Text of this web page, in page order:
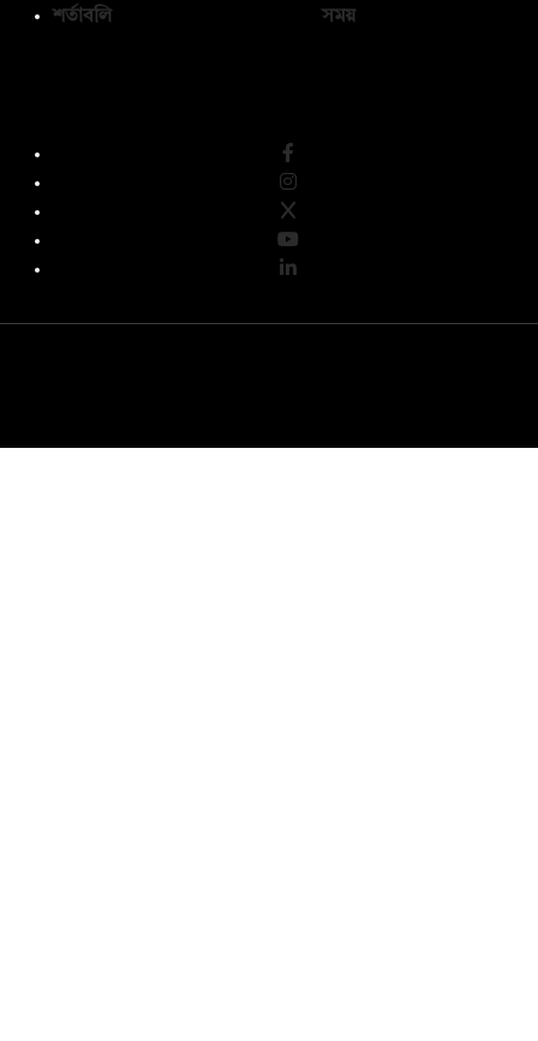
শর্তাবলি
সময়